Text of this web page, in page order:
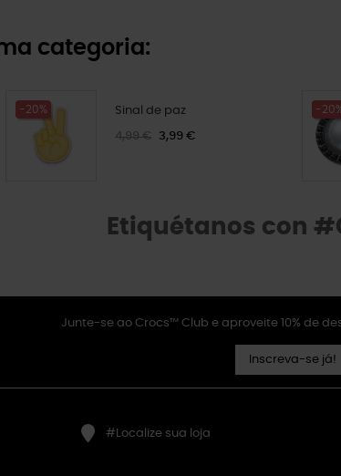
categoria:
-20% Sinal de paz
4,99 € 3,99 €
-
Etiquétanos con
Junte-se ao Crocs™ Club e aproveite 10% de
Inscreva-se já!
#Localize sua loja